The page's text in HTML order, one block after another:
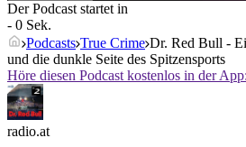
Der Podcast startet in
- 0 Sek.
Podcasts True Crime Dr. Red Bull -
und die dunkle Seite des Spitzensports
Höre diesen Podcast kostenlos in der App:
radio.at